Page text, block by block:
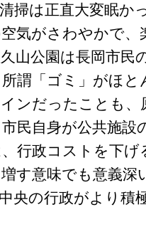
掃は正直大変眠か
気がさわやかで
山公園は長岡市民
謂「ゴミ」がほと
ンだったことも
民自身が公共施設
行政コストを下げ
す意味でも意義深
央の行政がより積